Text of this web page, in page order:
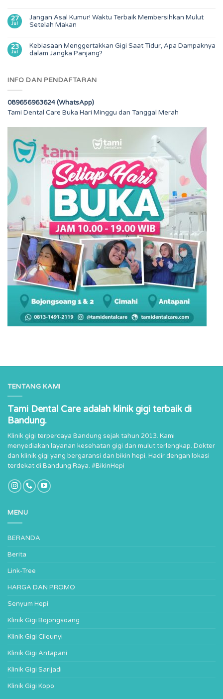
27
Jul
Jangan Asal Kumur! Waktu Terbaik Membersihkan Mulut
Setelah Makan
23
Jul
Kebiasaan Menggertakkan Gigi Saat Tidur, Apa Dampaknya
dalam Jangka Panjang?
INFO DAN PENDAFTARAN
089656963624 (WhatsApp)
Tami Dental Care Buka Hari Minggu dan Tanggal Merah
TENTANG KAMI
Tami Dental Care adalah klinik gigi terbaik di
Bandung.
Klinik gigi terpercaya Bandung sejak tahun 2013. Kami
menyediakan layanan kesehatan gigi dan mulut terlengkap. Dokter
dan klinik gigi yang bergaransi dan bikin hepi. Hadir dengan lokasi
terdekat di Bandung Raya. #BikinHepi
MENU
BERANDA
Berita
Link-Tree
HARGA DAN PROMO
Senyum Hepi
Klinik Gigi Bojongsoang
Klinik Gigi Cileunyi
Klinik Gigi Antapani
Klinik Gigi Sarijadi
Klinik Gigi Kopo